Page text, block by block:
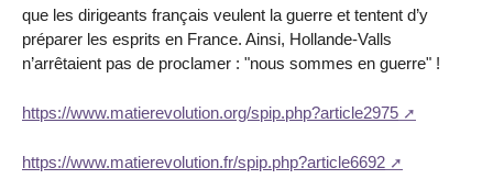
que les dirigeants français veulent la guerre et tentent d’y
préparer les esprits en France. Ainsi, Hollande-Valls
n’arrêtaient pas de proclamer : "nous sommes en guerre" !
https://www.matierevolution.org/spip.php?article2975
https://www.matierevolution.fr/spip.php?article6692